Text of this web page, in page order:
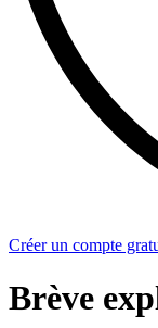
Créer un compte
Brève